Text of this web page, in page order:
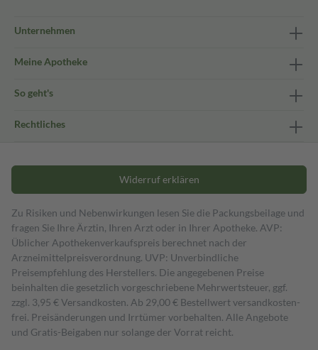
Unternehmen
Meine Apotheke
So geht's
Rechtliches
Widerruf erklären
Zu Risiken und Nebenwirkungen lesen Sie die Packungsbeilage und
fragen Sie Ihre Ärztin, Ihren Arzt oder in Ihrer Apotheke. AVP:
Üblicher Apothekenverkaufspreis berechnet nach der
Arzneimittelpreisverordnung. UVP: Unverbindliche
Preisempfehlung des Herstellers. Die angegebenen Preise
beinhalten die gesetzlich vorgeschriebene Mehrwertsteuer, ggf.
zzgl. 3,95 € Versandkosten. Ab 29,00 € Bestell­wert versand­kosten­
frei. Preisänderungen und Irrtümer vorbehalten. Alle Angebote
und Gratis-Beigaben nur solange der Vorrat reicht.